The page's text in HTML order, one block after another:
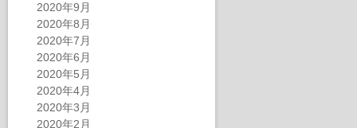
2020年9月
2020年8月
2020年7月
2020年6月
2020年5月
2020年4月
2020年3月
2020年2月